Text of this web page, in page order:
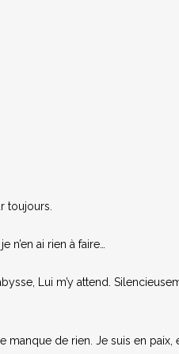
toujours.
ai rien à faire…
Lui m’y attend.
manque de rien. Je suis en paix,